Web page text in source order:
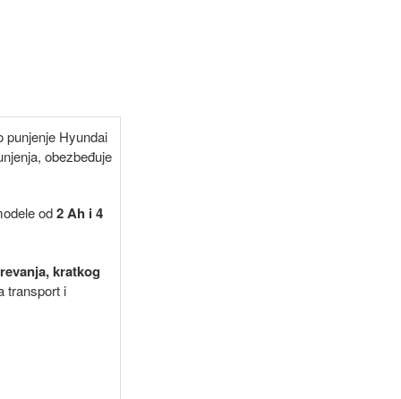
punjenje Hyundai
obezbeđuje
od2 Ah i 4
kratkog
transport i